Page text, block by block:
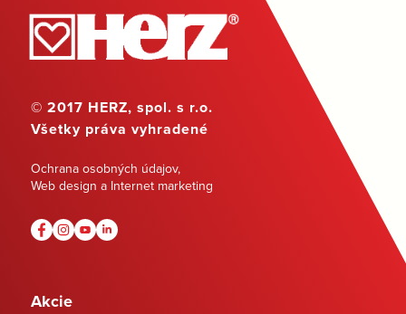
© 2017 HERZ, spol. s r.o.
Všetky práva vyhradené
Ochrana osobných údajov,
Web design a Internet marketing
Akcie